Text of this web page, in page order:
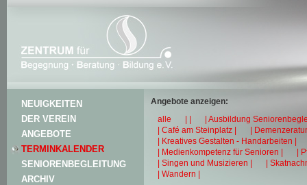
NEUIGKEITEN
DER VEREIN
ANGEBOTE
TERMINKALENDER
SENIORENBEGLEITUNG
ARCHIV
Angebote anzeigen:
alle
| |
| Ausbildung
| Café am Steinplatz |
|
| Kreatives Gestalten - Handarbeiten |
| Medienkompetenz für Senioren |
|
| Singen und Musizieren |
|
| Wandern |